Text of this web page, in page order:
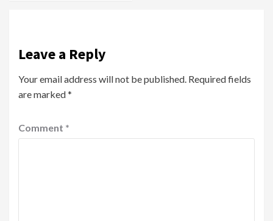
Leave a Reply
Your email address will not be published. Required fields
are marked*
Comment *